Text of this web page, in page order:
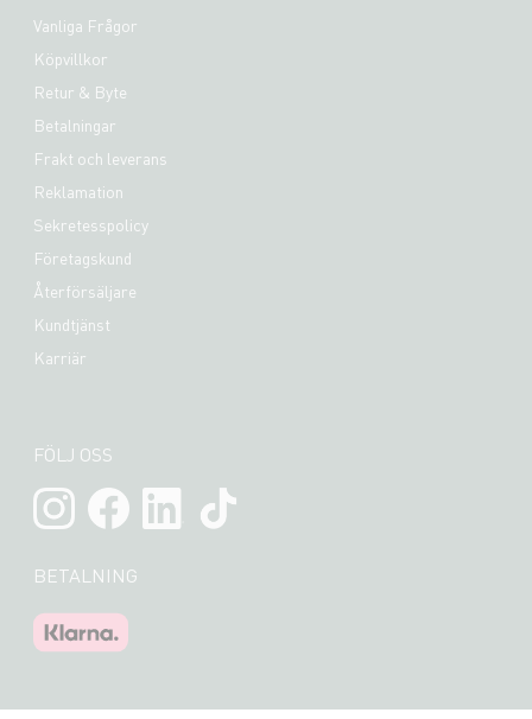
Vanliga Frågor
Köpvillkor
Retur & Byte
Betalningar
Frakt och leverans
Reklamation
Sekretesspolicy
Företagskund
Återförsäljare
Kundtjänst
Karriär
FÖLJ OSS
BETALNING